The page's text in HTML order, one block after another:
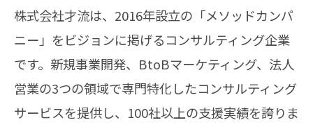
株式会社才流は、2016年設立の「メソッドカンパ
ニー」をビジョンに掲げるコンサルティング企業
です。新規事業開発、BtoBマーケティング、法人
営業の3つの領域で専門特化したコンサルティング
サービスを提供し、100社以上の支援実績を誇りま